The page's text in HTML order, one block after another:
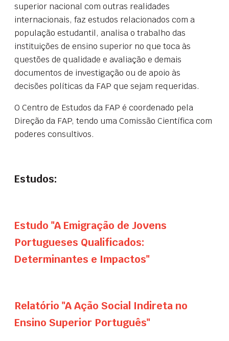
superior nacional com outras realidades
internacionais, faz estudos relacionados com a
população estudantil, analisa o trabalho das
instituições de ensino superior no que toca às
questões de qualidade e avaliação e demais
documentos de investigação ou de apoio às
decisões políticas da FAP que sejam requeridas.
O Centro de Estudos da FAP é coordenado pela
Direção da FAP, tendo uma Comissão Científica com
poderes consultivos.
Estudos:
Estudo "A Emigração de Jovens
Portugueses Qualificados:
Determinantes e Impactos"
Relatório "A Ação Social Indireta no
Ensino Superior Português"